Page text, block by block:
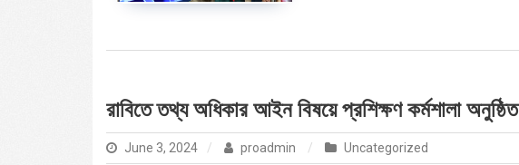
রাবিতে তথ্য অধিকার আইন বিষয়ে প্রশিক্ষণ কর্মশালা অনুষ্ঠিত
June 3, 2024 proadmin Uncategorized